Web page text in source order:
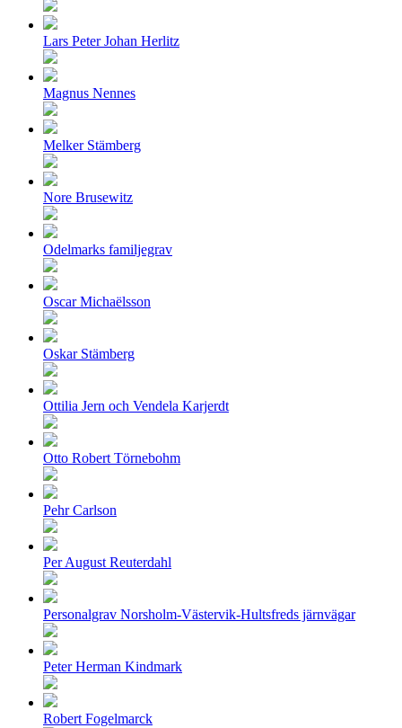
Lars Peter Johan Herlitz
Magnus Nennes
Melker Stämberg
Nore Brusewitz
Odelmarks familjegrav
Oscar Michaëlsson
Oskar Stämberg
Ottilia Jern och Vendela Karjerdt
Otto Robert Törnebohm
Pehr Carlson
Per August Reuterdahl
Personalgrav Norsholm-Västervik-Hultsfreds järnvägar
Peter Herman Kindmark
Robert Fogelmarck